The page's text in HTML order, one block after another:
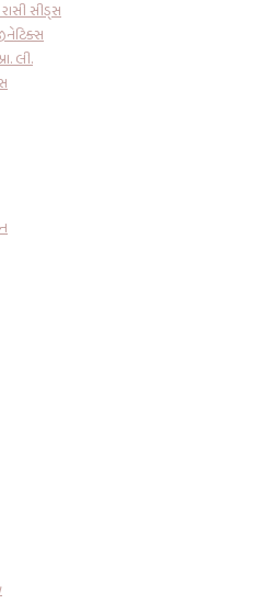
સીડ્સ
લી.